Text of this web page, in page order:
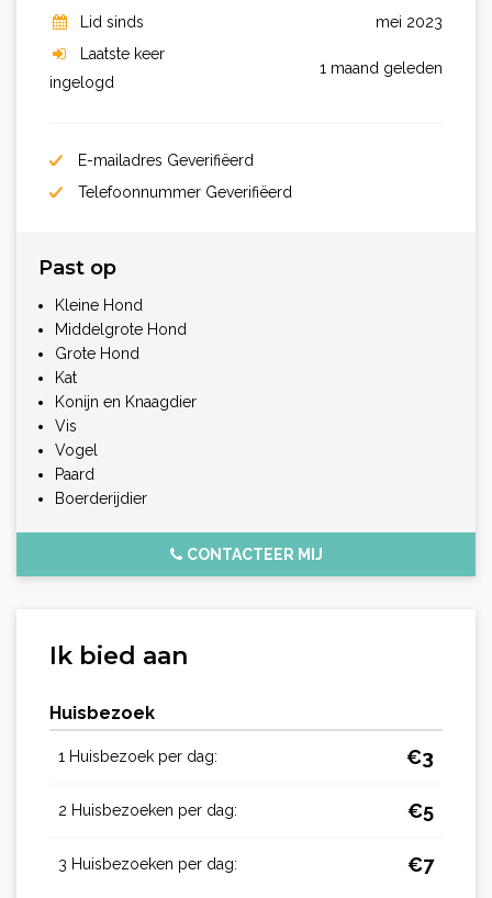
Lid sinds
mei 2023
Laatste keer
ingelogd
1 maand geleden
E-mailadres Geverifiëerd
Telefoonnummer Geverifiëerd
Past op
Kleine Hond
Middelgrote Hond
Grote Hond
Kat
Konijn en Knaagdier
Vis
Vogel
Paard
Boerderijdier
CONTACTEER MIJ
Ik bied aan
Huisbezoek
1 Huisbezoek per dag: €3
2 Huisbezoeken per dag: €5
3 Huisbezoeken per dag: €7